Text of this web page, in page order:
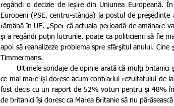
regândi o decizie de ieșire din Uniunea Europeană.
Europeni (PSE, centru-stânga) la postul de
rămână în UE. „Sper că actuala perioadă de amânare
şi a regândi puţin lucrurile, poate ca politicienii să fie
apoi să reanalizeze problema spre sfârşitul anului.
Timmermans.
ce mai mare își doresc acum contrariul rezultatului de
fost decis cu un raport de 52% voturi pentru și 48%
de britanici își doresc ca Marea Britanie să nu